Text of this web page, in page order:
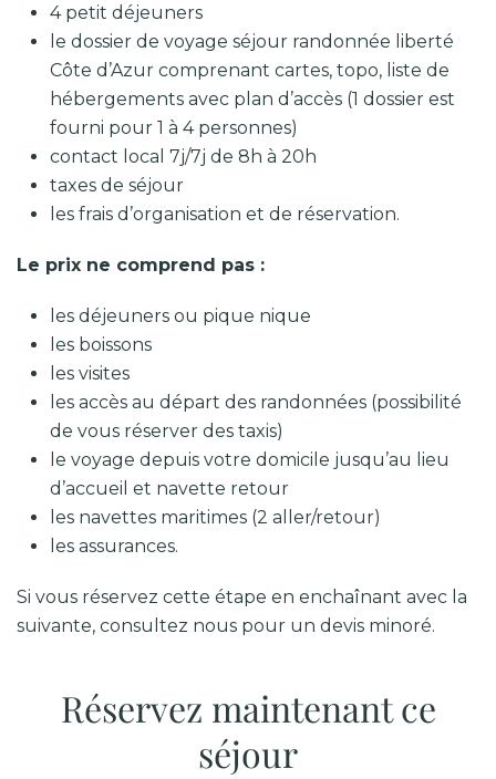
4 petit déjeuners
le dossier de voyage séjour randonnée liberté
Côte d’Azur comprenant cartes, topo, liste de
hébergements avec plan d’accès (1 dossier est
fourni pour 1 à 4 personnes)
contact local 7j/7j de 8h à 20h
taxes de séjour
les frais d’organisation et de réservation.
Le prix ne comprend pas :
les déjeuners ou pique nique
les boissons
les visites
les accès au départ des randonnées (possibilité
de vous réserver des taxis)
le voyage depuis votre domicile jusqu’au lieu
d’accueil et navette retour
les navettes maritimes (2 aller/retour)
les assurances.
Si vous réservez cette étape en enchaînant avec la
suivante, consultez nous pour un devis minoré.
Réservez maintenant ce
séjour